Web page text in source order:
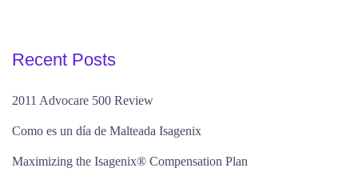
Recent Posts
2011 Advocare 500 Review
Como es un día de Malteada Isagenix
Maximizing the Isagenix® Compensation Plan